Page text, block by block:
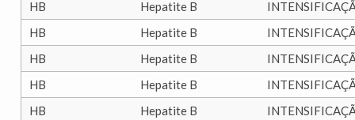
HB
Hepatite B
HB
Hepatite B
HB
Hepatite B
HB
Hepatite B
HB
Hepatite B